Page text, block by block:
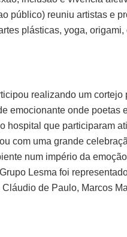
público) reuniu artistas e
plásticas, yoga,
realizando um cortejo
emocionante onde poetas
hospital que participaram
com uma grande
num império da
Lesma foi
de Paulo, Marcos